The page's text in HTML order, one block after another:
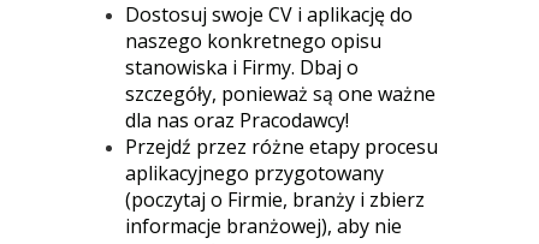
Dostosuj swoje CV i aplikację do
naszego konkretnego opisu
stanowiska i Firmy. Dbaj o
szczegóły, ponieważ są one ważne
dla nas oraz Pracodawcy!
Przejdź przez różne etapy procesu
aplikacyjnego przygotowany
(poczytaj o Firmie, branży i zbierz
informacje branżowej), aby nie